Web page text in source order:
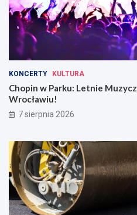
KONCERTY KULTURA
Chopin w Parku: Letnie
Wrocławiu!
7 sierpnia 2026